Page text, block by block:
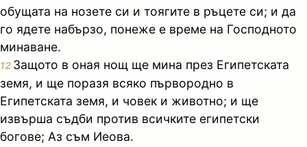
обущата на нозете си и тоягите в ръцете си; и да
го ядете набързо, понеже е време на Господното
минаване.
12 Защото в оная нощ ще мина през Египетската
земя, и ще поразя всяко първородно в
Египетската земя, и човек и животно; и ще
извърша съдби против всичките египетски
богове; Аз съм Иеова.